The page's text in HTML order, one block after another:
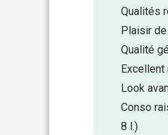
Qualités
Plaisir
Qualité
Look
Conso
8 l.)